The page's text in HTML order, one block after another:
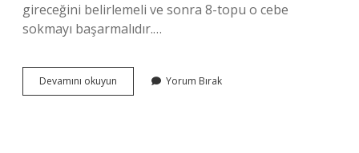
gireceğini belirlemeli ve sonra 8-topu o cebe
sokmayı başarmalıdır.…
Devamını okuyun Bilardoda
Top
Yorum Bırak